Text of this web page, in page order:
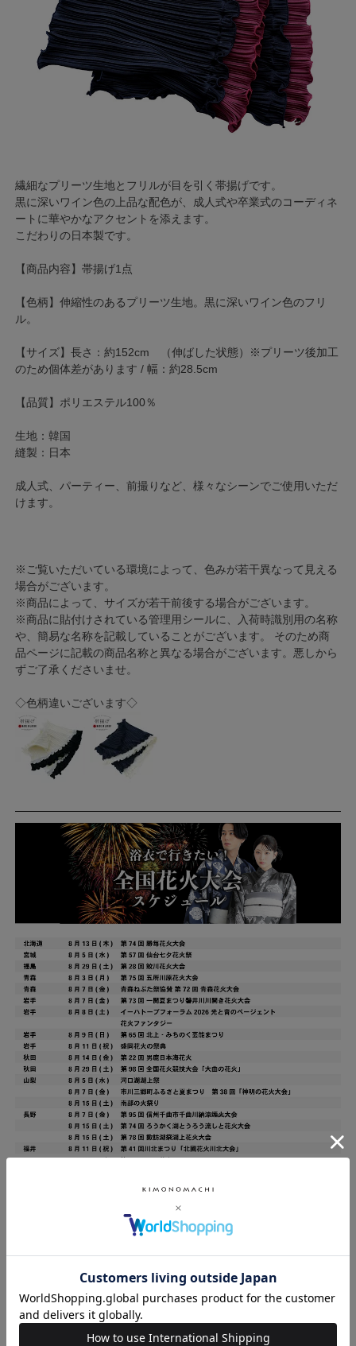
繊細なプリーツ生地とフリルが目を引く帯揚げです。
黒に深いワイン色の上品な配色が、成人式や卒業式のコーディネ
ートに華やかなアクセントを添えます。
こだわりの日本製です。
【商品内容】帯揚げ1点
【色柄】伸縮性のあるプリーツ生地。黒に深いワイン色のフリ
ル。
【サイズ】長さ：約152cm （伸ばした状態）※プリーツ後加工
のため個体差があります / 幅：約28.5cm
【品質】ポリエステル100％
生地：韓国
縫製：日本
成人式、パーティー、前撮りなど、様々なシーンでご使用いただ
けます。
※ご覧いただいている環境によって、色みが若干異なって見える
場合がございます。
※商品によって、サイズが若干前後する場合がございます。
※商品に貼付けされている管理用シールに、入荷時識別用の名称
や、簡易な名称を記載していることがございます。 そのため商
品ページに記載の商品名称と異なる場合がございます。悪しから
ずご了承くださいませ。
◇色柄違いございます◇